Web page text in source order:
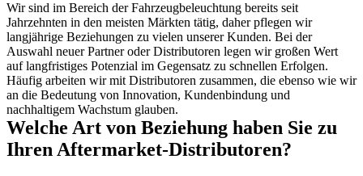
Wir sind im Bereich der Fahrzeugbeleuchtung bereits seit
Jahrzehnten in den meisten Märkten tätig, daher pflegen wir
langjährige Beziehungen zu vielen unserer Kunden. Bei der
Auswahl neuer Partner oder Distributoren legen wir großen Wert
auf langfristiges Potenzial im Gegensatz zu schnellen Erfolgen.
Häufig arbeiten wir mit Distributoren zusammen, die ebenso wie wir
an die Bedeutung von Innovation, Kundenbindung und
nachhaltigem Wachstum glauben.
Welche Art von Beziehung haben Sie zu
Ihren Aftermarket-Distributoren?